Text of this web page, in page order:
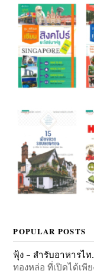
POPULAR POSTS
ฟุ้ง – สำรับอาหารไท
ทองหล่อ ที่เปิดได้เพีย